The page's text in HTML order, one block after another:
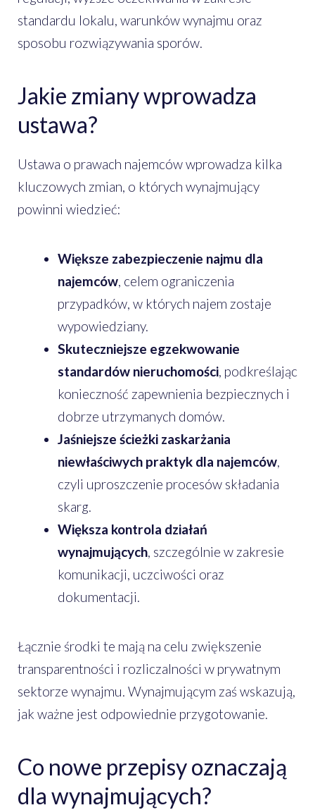
standardu lokalu, warunków wynajmu oraz
sposobu rozwiązywania sporów.
Jakie zmiany wprowadza
ustawa?
Ustawa o prawach najemców wprowadza kilka
kluczowych zmian, o których wynajmujący
powinni wiedzieć:
Większe zabezpieczenie najmu dla
najemców, celem ograniczenia
przypadków, w których najem zostaje
wypowiedziany.
Skuteczniejsze egzekwowanie
standardów nieruchomości, podkreślając
konieczność zapewnienia bezpiecznych i
dobrze utrzymanych domów.
Jaśniejsze ścieżki zaskarżania
niewłaściwych praktyk dla najemców,
czyli uproszczenie procesów składania
skarg.
Większa kontrola działań
wynajmujących, szczególnie w zakresie
komunikacji, uczciwości oraz
dokumentacji.
Łącznie środki te mają na celu zwiększenie
transparentności i rozliczalności w prywatnym
sektorze wynajmu. Wynajmującym zaś wskazują,
jak ważne jest odpowiednie przygotowanie.
Co nowe przepisy oznaczają
dla wynajmujących?